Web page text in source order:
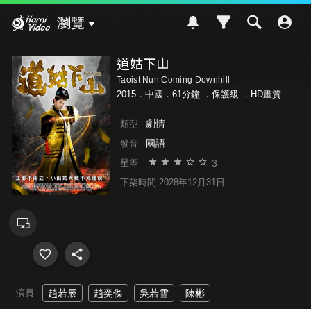
瀏覽
道姑下山
Taoist Nun Coming Downhill
2015．中國．61分鐘 ． 保護級 ．HD畫質
類型 劇情
發音 國語
星等 3
下架時間 2028年12月31日
演員 趙若辰 趙奕傑 吳若雪 陳彬